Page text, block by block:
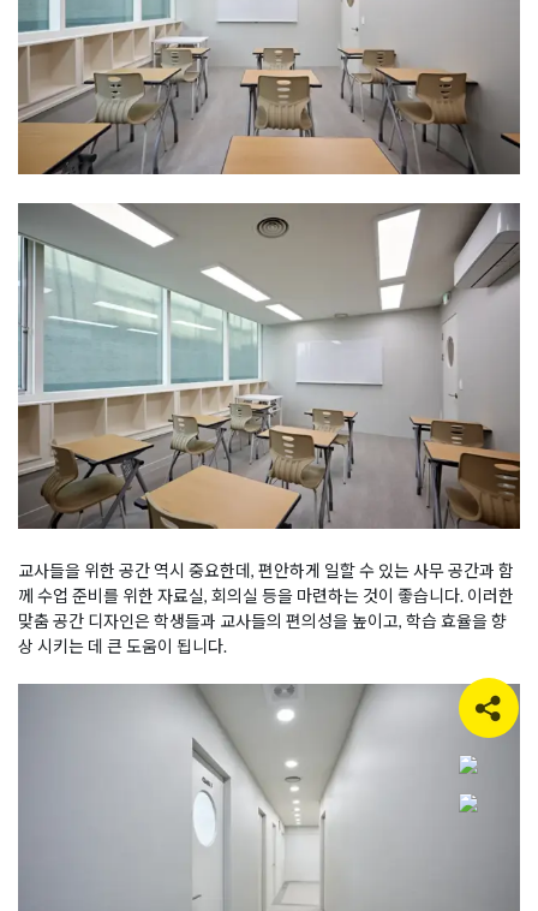
교사들을 위한 공간 역시 중요한데, 편안하게 일할 수 있는 사무 공간과 함
께 수업 준비를 위한 자료실, 회의실 등을 마련하는 것이 좋습니다. 이러한
맞춤 공간 디자인은 학생들과 교사들의 편의성을 높이고, 학습 효율을 향
상 시키는 데 큰 도움이 됩니다.